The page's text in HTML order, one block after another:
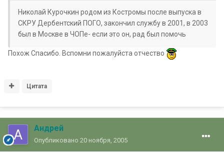
Николай Курочкин родом из Костромы после выпуска в
СКРУ Дербентский ПОГО, закончил службу в 2001, в 2003
был в Москве в ЧОПе- если это он, рад был помочь
Похож Спасибо. Вспомни пожалуйста отчество
Цитата
Андрей
Опубликовано 20 ноября, 2005